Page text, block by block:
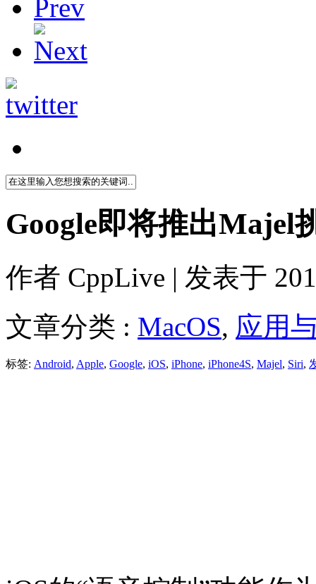
Google即将推出Majel
作者 CppLive | 发表于
文章分类 : MacOS, 应用
标签: Android, Apple, Google, iOS, iPhone, iPhone4S, Majel, Siri,